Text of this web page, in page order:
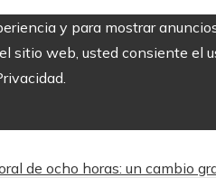
y para mostrar
sitio web, usted consiente el
de ocho horas: un cambio